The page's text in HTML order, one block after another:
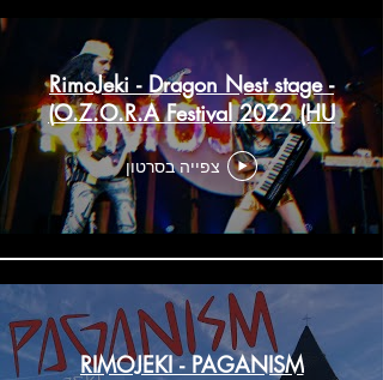
RimoJeki - Dragon Nest stage -
O.Z.O.R.A Festival 2022 (HU)
צפייה בסרטון
RIMOJEKI - PAGANISM